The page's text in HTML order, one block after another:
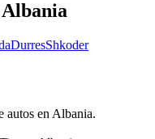
DurresShkoder
autos en Albania.